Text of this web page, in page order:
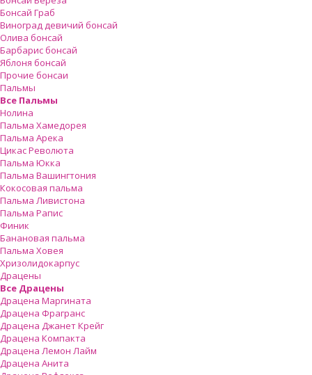
Бонсай Граб
Виноград девичий бонсай
Олива бонсай
Барбарис бонсай
Яблоня бонсай
Прочие бонсаи
Пальмы
Все Пальмы
Нолина
Пальма Хамедорея
Пальма Арека
Цикас Революта
Пальмa Юкка
Пальма Вашингтония
Кокосовая пальма
Пальма Ливистона
Пальма Рапис
Финик
Банановая пальма
Пальма Ховея
Хризолидокарпус
Драцены
Все Драцены
Драцена Маргината
Драцена Фрагранс
Драцена Джанет Крейг
Драцена Компакта
Драцена Лемон Лайм
Драцена Анита